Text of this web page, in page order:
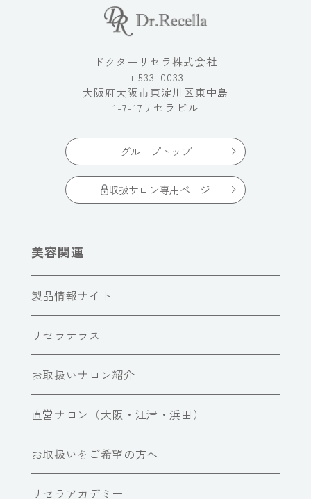
ドクターリセラ株式会社
〒533-0033
大阪府大阪市東淀川区東中島
1-7-17リセラビル
グループトップ
取扱サロン専用ページ
美容関連
製品情報サイト
リセラテラス
お取扱いサロン紹介
直営サロン（大阪・江津・浜田）
お取扱いをご希望の方へ
リセラアカデミー